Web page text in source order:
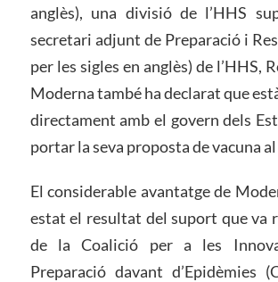
anglès), una divisió de l’HHS
secretari adjunt de Preparació i
per les sigles en anglès) de l’HHS,
Moderna també ha declarat que
directament amb el govern dels
portar la seva proposta de vacuna
El considerable avantatge de
estat el resultat del suport que va
de la Coalició per a les
Preparació davant d’Epidèmies